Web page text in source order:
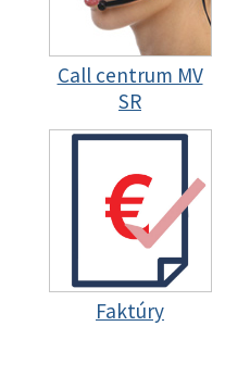
Call centrum MV
SR
Faktúry